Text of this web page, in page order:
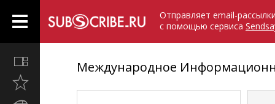
Отправляет email-рассылки
с помощью сервиса
недавно
Международное